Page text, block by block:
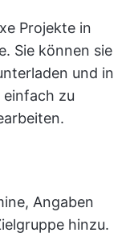
Projekte in
Sie können sie
und in
einfach zu
Angaben
hinzu.